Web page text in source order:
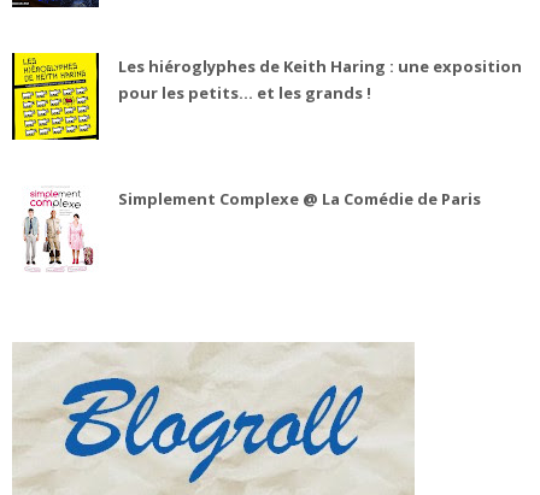
Les hiéroglyphes de Keith Haring : une exposition
pour les petits... et les grands !
Simplement Complexe @ La Comédie de Paris